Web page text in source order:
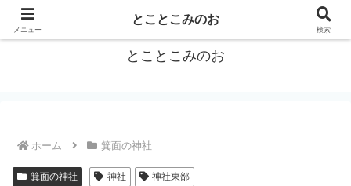
箕面をトコトコお散歩しながらご紹介
とことこみのお
ホーム 箕面の神社
箕面の神社 神社 神社東部
メニュー
とことこみのお
検索